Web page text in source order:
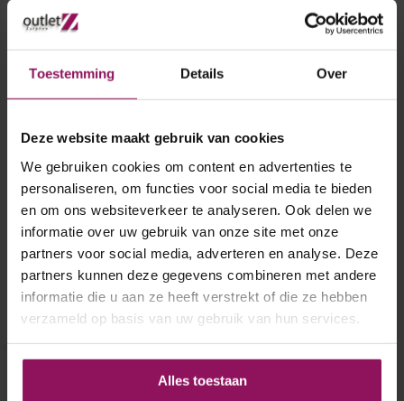
Toestemming Details Over
Deze website maakt gebruik van cookies
We gebruiken cookies om content en advertenties te
personaliseren, om functies voor social media te bieden
en om ons websiteverkeer te analyseren. Ook delen we
informatie over uw gebruik van onze site met onze
partners voor social media, adverteren en analyse. Deze
partners kunnen deze gegevens combineren met andere
informatie die u aan ze heeft verstrekt of die ze hebben
verzameld op basis van uw gebruik van hun services.
Alles toestaan
Skantrae binnendeur SKS
Skantrae binnendeur SKS 3261
Opdek rechtsdraaiend
B-Grade
€ 120,-